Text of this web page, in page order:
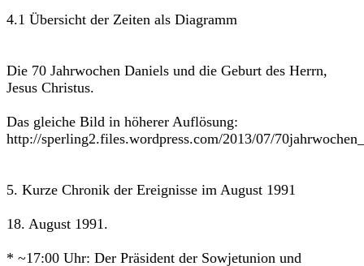
4.1 Übersicht der Zeiten als Diagramm
Die 70 Jahrwochen Daniels und die Geburt des Herrn,
Jesus Christus.
Das gleiche Bild in höherer Auflösung:
http://sperling2.files.wordpress.com/2013/07/
5. Kurze Chronik der Ereignisse im August 1991
18. August 1991.
* ~17:00 Uhr: Der Präsident der Sowjetunion und